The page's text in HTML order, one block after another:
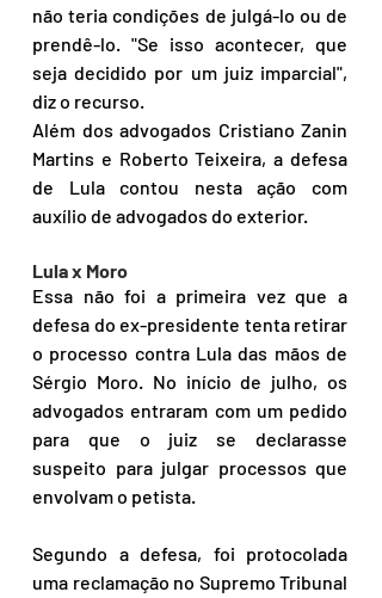
não teria condições de julgá-lo ou de
prendê-lo. "Se isso acontecer, que
seja decidido por um juiz imparcial",
diz o recurso.
Além dos advogados Cristiano Zanin
Martins e Roberto Teixeira, a defesa
de Lula contou nesta ação com
auxílio de advogados do exterior.
Lula x Moro
Essa não foi a primeira vez que a
defesa do ex-presidente tenta retirar
o processo contra Lula das mãos de
Sérgio Moro. No início de julho, os
advogados entraram com um pedido
para que o juiz se declarasse
suspeito para julgar processos que
envolvam o petista.
Segundo a defesa, foi protocolada
uma reclamação no Supremo Tribunal